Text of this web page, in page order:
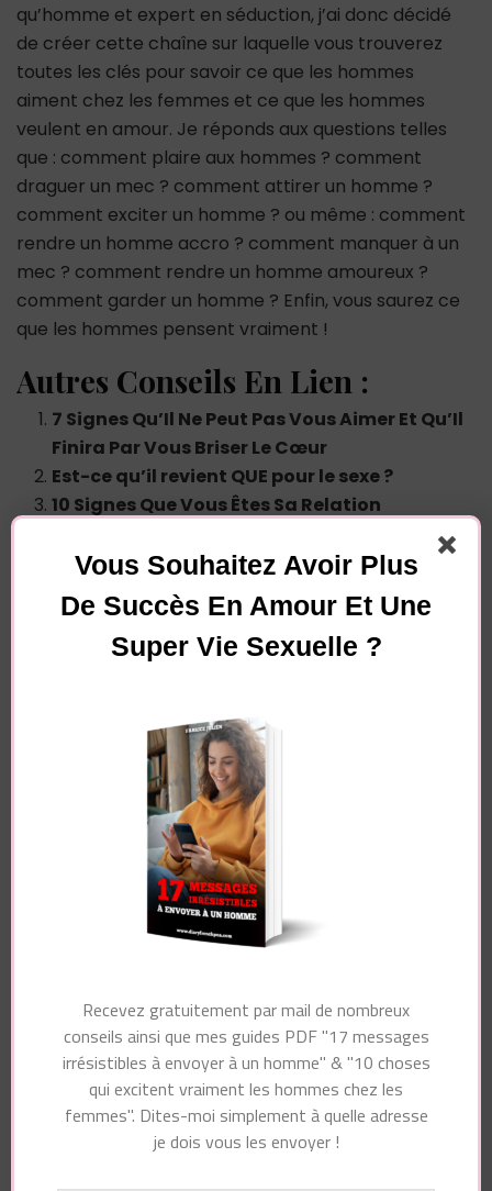
qu’homme et expert en séduction, j’ai donc décidé
de créer cette chaîne sur laquelle vous trouverez
toutes les clés pour savoir ce que les hommes
aiment chez les femmes et ce que les hommes
veulent en amour. Je réponds aux questions telles
que : comment plaire aux hommes ? comment
draguer un mec ? comment attirer un homme ?
comment exciter un homme ? ou même : comment
rendre un homme accro ? comment manquer à un
mec ? comment rendre un homme amoureux ?
comment garder un homme ? Enfin, vous saurez ce
que les hommes pensent vraiment !
Autres Conseils En Lien :
7 Signes Qu’Il Ne Peut Pas Vous Aimer Et Qu’Il
Finira Par Vous Briser Le Cœur
Est-ce qu’il revient QUE pour le sexe ?
10 Signes Que Vous Êtes Sa Relation
Pansement (Il Vous Utilise Pour Rebondir !)
Comment montrer à un homme qu’il vous
plaît ?
succès en amour et une
super vie sexuelle ?
Pour recevoir gratuitement par mail de nombreux
conseils ainsi que mon guide PDF "10 choses
qui excitent vraiment les hommes chez les
femmes", dites-moi simplement à quelle adresse
je dois vous les envoyer !
Vous Souhaitez Avoir Plus
De Succès En Amour Et Une
Super Vie Sexuelle ?
Recevez gratuitement par mail de nombreux
conseils ainsi que mes guides PDF "17 messages
irrésistibles à envoyer à un homme" & "10 choses
qui excitent vraiment les hommes chez les
femmes". Dites-moi simplement à quelle adresse
je dois vous les envoyer !